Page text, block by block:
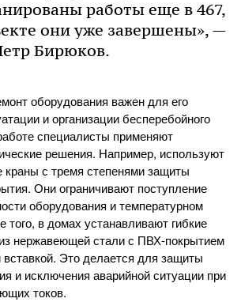
работы еще в 467,
они уже завершены», —
Бирюков.
оборудования важен для его
и организации бесперебойного
специалисты применяют
решения. Например, используют
с тремя степенями защиты
Они ограничивают поступление
оборудования и температурном
того, в домах устанавливают гибкие
нержавеющей стали с ПВХ-покрытием
вставкой. Это делается для защиты
и исключения аварийной ситуации при
токов.